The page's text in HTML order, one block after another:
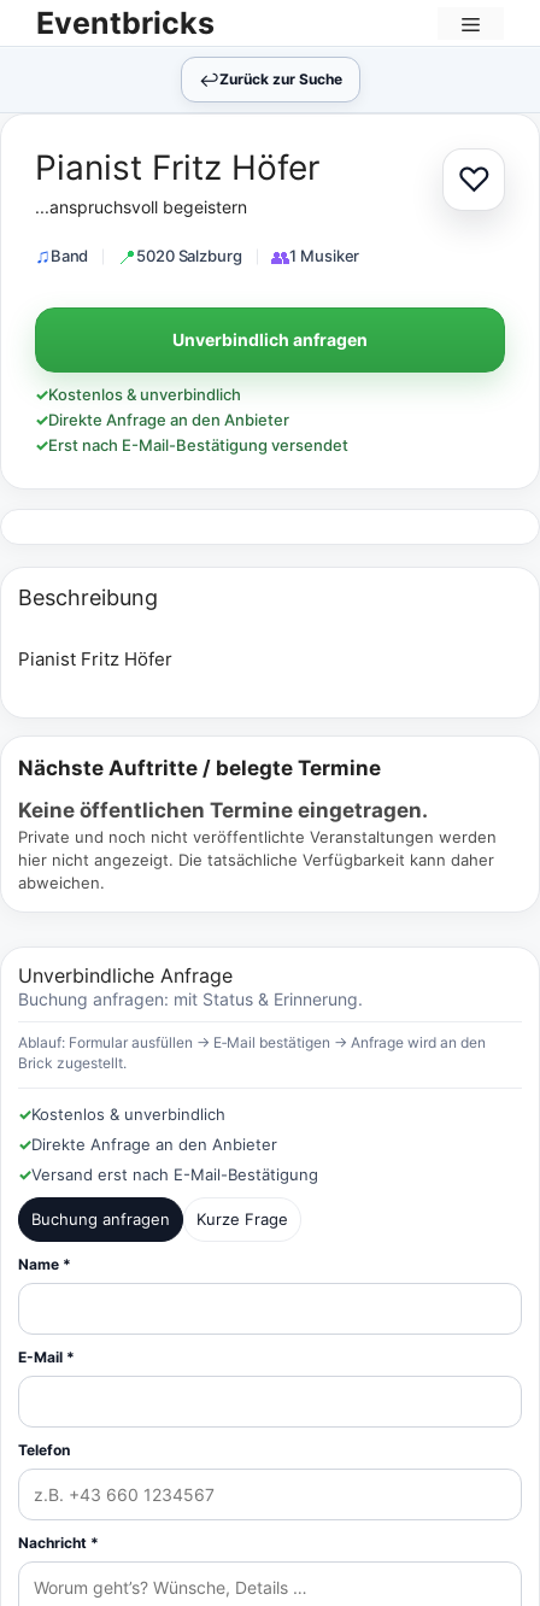
Zum
Inhalt
Eventbricks
Menü
↩︎Zurück zur Suche
♡Zur
Pianist Fritz Höfer
...anspruchsvoll begeistern
Band 5020 Salzburg 1 Musiker
Unverbindlich anfragen
✓Kostenlos & unverbindlich
✓Direkte Anfrage an den Anbieter
✓Erst nach E-Mail-Bestätigung versendet
Beschreibung
Pianist Fritz Höfer
Nächste Auftritte / belegte Termine
Keine öffentlichen Termine eingetragen.
Private und noch nicht veröffentlichte Veranstaltungen werden
hier nicht angezeigt. Die tatsächliche Verfügbarkeit kann daher
abweichen.
Unverbindliche Anfrage
Buchung anfragen: mit Status & Erinnerung.
Ablauf: Formular ausfüllen → E‑Mail bestätigen → Anfrage wird an den
Brick zugestellt.
✓Kostenlos & unverbindlich
✓Direkte Anfrage an den Anbieter
✓Versand erst nach E-Mail-Bestätigung
Buchung anfragen Kurze Frage
Name *
E-Mail *
Telefon
Nachricht *